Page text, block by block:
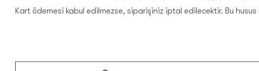
Kart ödemesi kabul edilmezse, siparişiniz iptal edilecektir. Bu husus